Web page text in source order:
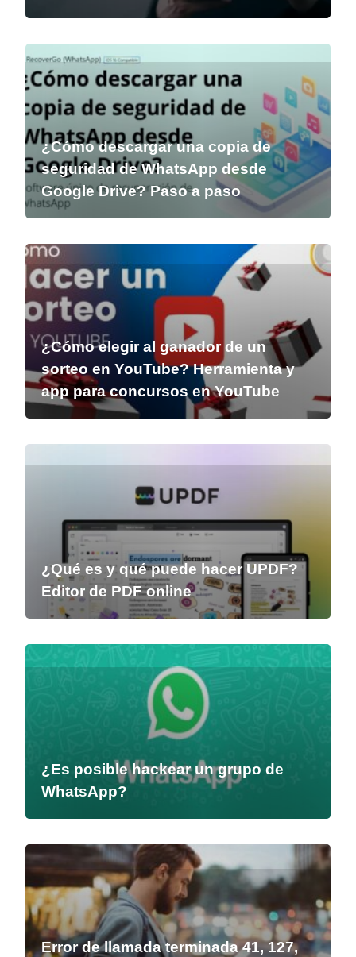
¿Cómo descargar una copia de
seguridad de WhatsApp desde
Google Drive? Paso a paso
¿Cómo elegir al ganador de un
sorteo en YouTube? Herramienta y
app para concursos en YouTube
¿Qué es y qué puede hacer UPDF?
Editor de PDF online
¿Es posible hackear un grupo de
WhatsApp?
Error de llamada terminada 41, 127,